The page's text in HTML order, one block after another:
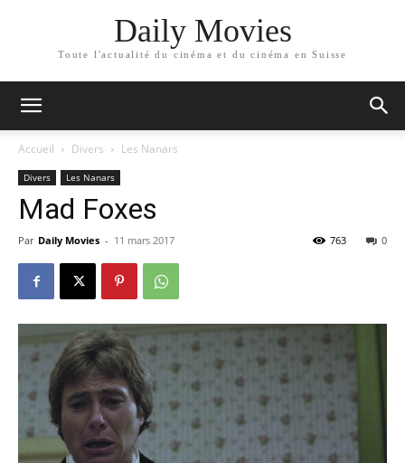
Daily Movies
Toute l'actualité du cinéma et du cinéma en Suisse
Accueil Divers Les Nanars
Divers Les Nanars
Mad Foxes
Par Daily Movies - 11 mars 2017 0
763